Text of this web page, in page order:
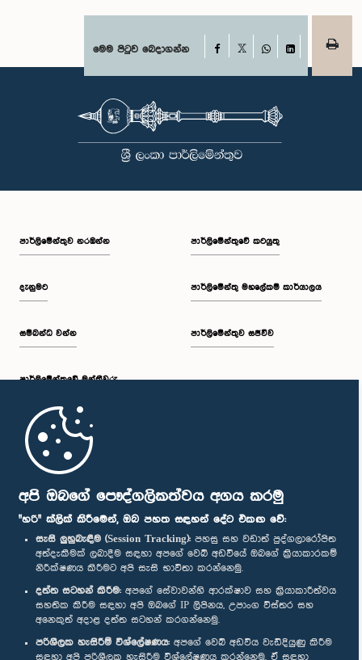
අපි ඔබගේ පෞද්ගලිකත්වය අගය කරමු
"හරි" ක්ලික් කිරීමෙන්, ඔබ පහත සඳහන් දේට එකඟ වේ:
සැසි ලුහුබැඳීම (Session Tracking): පහසු සහ වඩාත් පුද්ගලාරෝපිත
අත්දැකීමක් ලබාදීම සඳහා අපගේ වෙබ් අඩවියේ ඔබගේ ක්‍රියාකාරකම්
නිරීක්ෂණය කිරීමට අපි සැසි භාවිතා කරන්නෙමු.
දත්ත සටහන් කිරීම: අපගේ සේවාවන්හි ආරක්ෂාව සහ ක්‍රියාකාරීත්වය
සහතික කිරීම සඳහා අපි ඔබගේ IP ලිපිනය, උපාංග විස්තර සහ
අනෙකුත් අදාළ දත්ත සටහන් කරගන්නෙමු.
පරිශීලක හැසිරීම් විශ්ලේෂණය: අපගේ වෙබ් අඩවිය වැඩිදියුණු කිරීම
සඳහා අපි පරිශීලක හැසිරීම විශ්ලේෂණය කරන්නෙමු. ඒ සඳහා
මෙම පිටුව බෙදාගන්න Facebook
WhatsAppLinkedIn
පාර්ලි‌මේන්තුව නරඹන්න
දැනුමට
සම්බන්ධ වන්න
පාර්ලි‌මේන්තුවේ මන්ත්‍රීවරු
මුල් පිටුව
පාර්ලිමේන්තුවේ කටයුතු
පාර්ලිමේන්තු මහලේකම් කාර්යාලය
පාර්ලිමේන්තුව සජීවීව
පාර්ලිමේන්තු ජංගම යෙදුම
අප හා සම්බන්ධ වී සිටින්න :
සම්මාන